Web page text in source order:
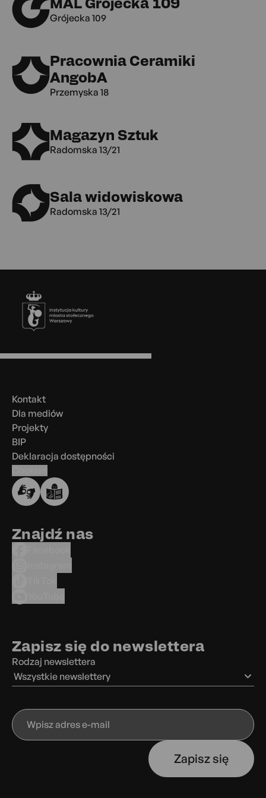
Grójecka 109
Pracownia Ceramiki
AngobA
Przemyska 18
Magazyn Sztuk
Radomska 13/21
Sala widowiskowa
Radomska 13/21
Stopka
Menu
Kontakt
Dla mediów
Projekty
BIP
Deklaracja dostępności
Znajdź nas
Zapisz się do newslettera
Rodzaj newslettera
Wszystkie newslettery
Wpisz
adres
Zapisz się